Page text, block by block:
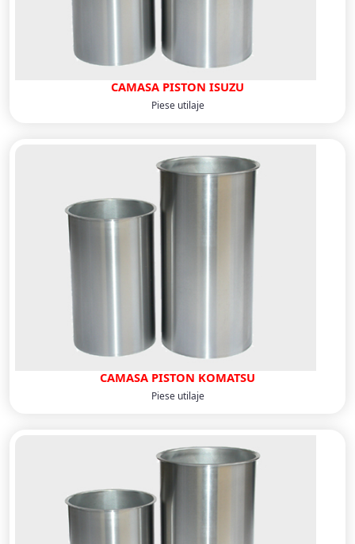
CAMASA PISTON ISUZU
Piese utilaje
CAMASA PISTON KOMATSU
Piese utilaje